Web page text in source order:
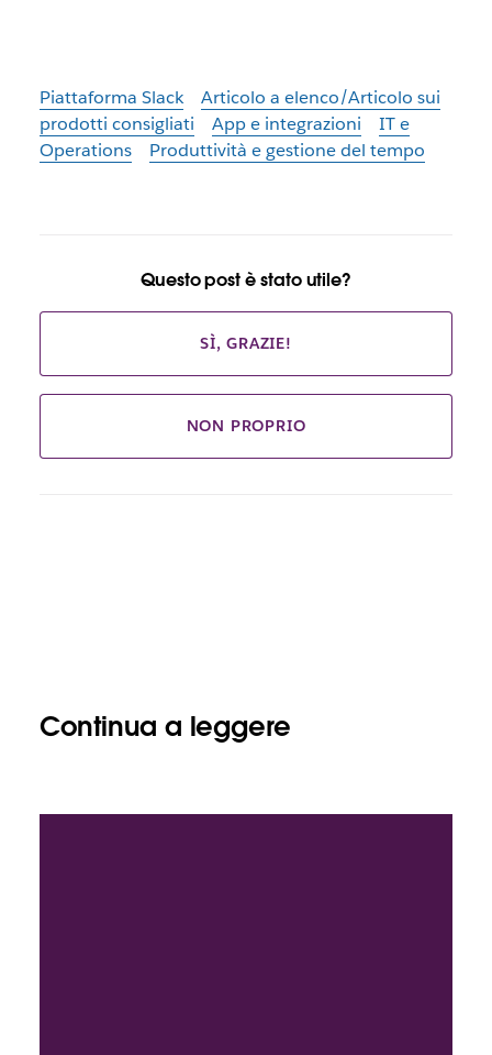
Piattaforma Slack
Articolo a elenco/Articolo sui
prodotti consigliati
App e integrazioni
IT e
Operations
Produttività e gestione del tempo
Questo post è stato utile?
SÌ, GRAZIE!
NON PROPRIO
Continua a leggere